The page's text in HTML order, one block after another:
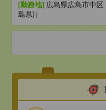
[勤務地] 広島県広島市中
島県)）